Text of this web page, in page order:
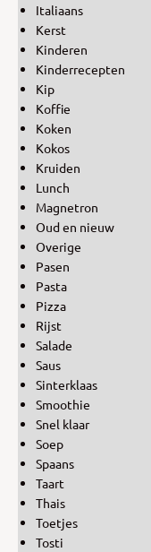
Italiaans
Kerst
Kinderen
Kinderrecepten
Kip
Koffie
Koken
Kokos
Kruiden
Lunch
Magnetron
Oud en nieuw
Overige
Pasen
Pasta
Pizza
Rijst
Salade
Saus
Sinterklaas
Smoothie
Snel klaar
Soep
Spaans
Taart
Thais
Toetjes
Tosti